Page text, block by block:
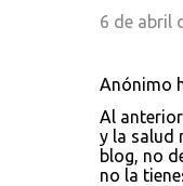
6 de abril
Anónimo
Al
y la salud
blog, no
no la